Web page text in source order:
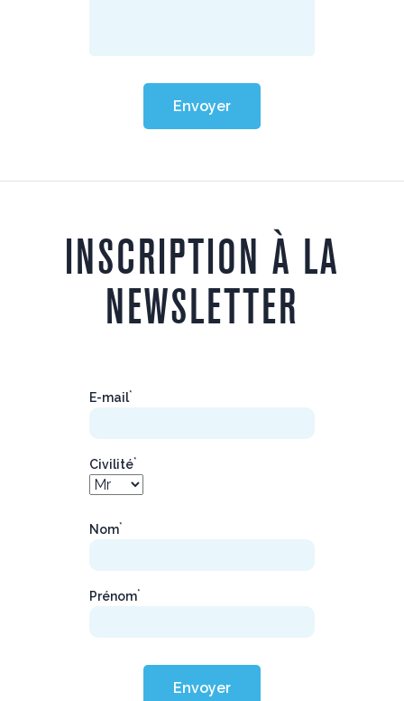
Envoyer
INSCRIPTION À LA
NEWSLETTER
E-mail*
Civilité*
Nom*
Prénom*
Envoyer